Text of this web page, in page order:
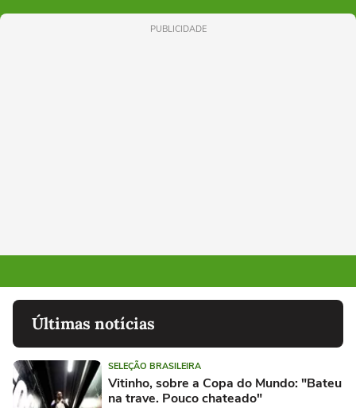
PUBLICIDADE
Últimas notícias
SELEÇÃO BRASILEIRA
Vitinho, sobre a Copa do Mundo: "Bateu
na trave. Pouco chateado"